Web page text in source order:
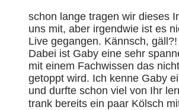
schon lange tragen wir dieses
uns mit, aber irgendwie ist es
Live gegangen. Kännsch, gäll?!
Dabei ist Gaby eine sehr
mit einem Fachwissen das
getoppt wird. Ich kenne Gaby
und durfte schon viel von Ihr
trank bereits ein paar Kölsch